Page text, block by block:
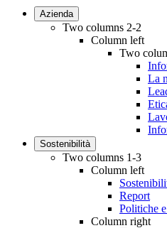
Azienda
Two columns 2-2
Column left
Two
La
Sostenibilità
Two columns 1-3
Column left
Report
Politiche
Column right